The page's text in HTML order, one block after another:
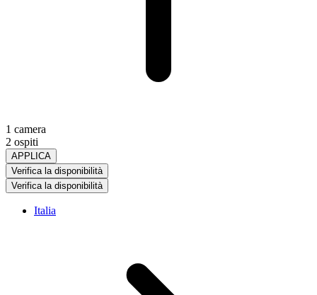
1 camera
2 ospiti
APPLICA
Verifica la disponibilità
Verifica la disponibilità
Italia